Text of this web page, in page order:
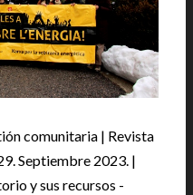
comunitaria | Revista
Septiembre 2023. |
y sus recursos -